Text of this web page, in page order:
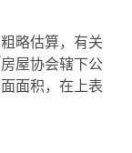
略估算，有关
屋协会辖下公
面积，在上表